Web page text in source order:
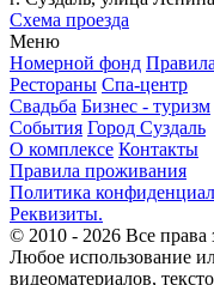
Схема проезда
Меню
Номерной фонд
Рестораны Спа-центр
Свадьба Бизнес - туризм
События Город Суздаль
О комплексе Контакты
Правила проживания
Политика
Реквизиты.
© 2010 - 2026 Все
Любое использование
видеоматериалов,